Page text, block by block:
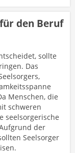
den Beruf
sollte
Das
Menschen, die
schweren
seelsorgerische
der
Seelsorger